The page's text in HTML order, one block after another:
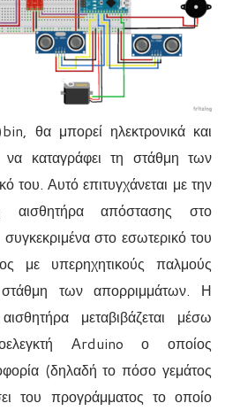
θα μπορεί ηλεκτρονικά και
καταγράφει τη στάθμη των
του. Αυτό επιτυγχάνεται με την
αισθητήρα απόστασης στο
στο εσωτερικό του
με υπερηχητικούς παλμούς
στάθμη των απορριμμάτων. Η
μεταβιβάζεται μέσω
Αrduino ο οποίος
(δηλαδή το πόσο γεμάτος
του προγράμματος το οποίο